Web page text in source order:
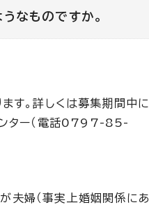
なものですか。
す。詳しくは募集期間中に
ンター（電話0797-85-
夫婦（事実上婚姻関係にあ